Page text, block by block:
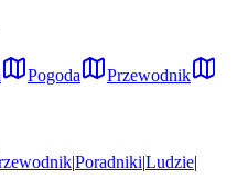
Pogoda
Przewodnik
|Poradniki|Ludzie|